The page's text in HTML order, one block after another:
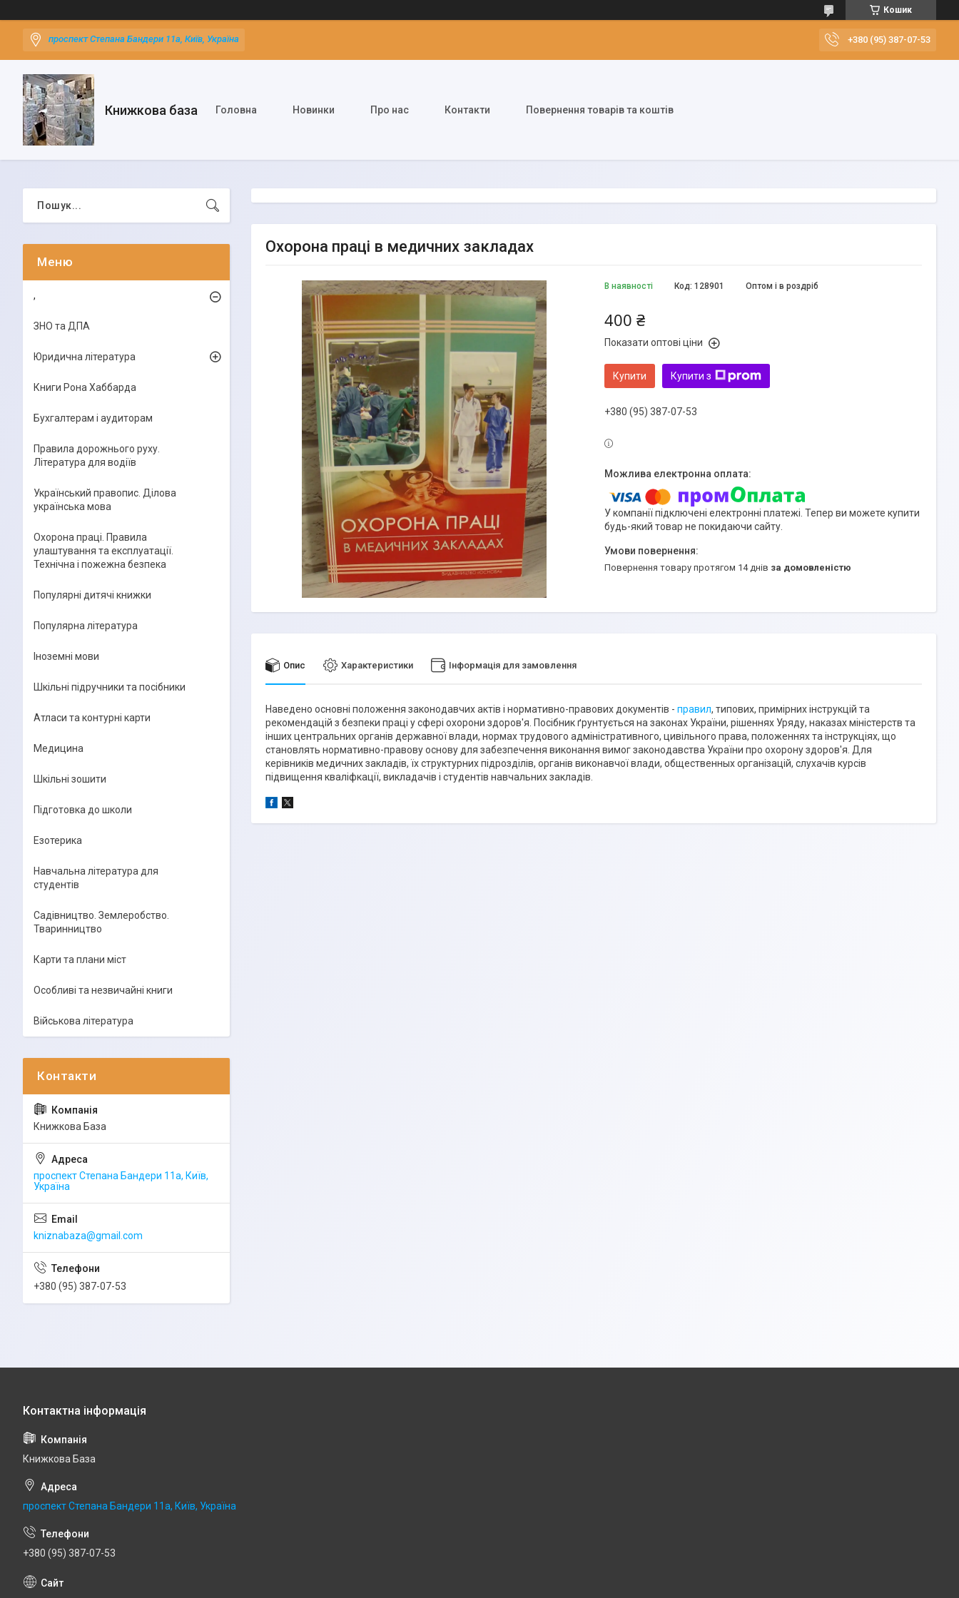
Кошик
проспект Степана Бандери 11а, Київ, Україна +380 (95) 387-07-53
Книжкова база Головна Новинки Про нас Контакти Повернення товарів та коштів
Охорона праці в медичних закладах
В наявності Оптом і в роздріб
Код: 128901
400 ₴
Показати оптові ціни
Купити Купити з
+380 (95) 387-07-53
У компанії підключені електронні платежі. Тепер ви можете купити
будь-який товар не покидаючи сайту.
повернення товару протягом 14 днів за домовленістю
Опис Характеристики Інформація для замовлення
Наведено основні положення законодавчих актів і нормативно-правових документів - правил, типових, примірних інструкцій та
рекомендацій з безпеки праці у сфері охорони здоров'я. Посібник ґрунтується на законах України, рішеннях Уряду, наказах міністерств та
інших центральних органів державної влади, нормах трудового адміністративного, цивільного права, положеннях та інструкціях, що
становлять нормативно-правову основу для забезпечення виконання вимог законодавства України про охорону здоров'я. Для
керівників медичних закладів, їх структурних підрозділів, органів виконавчої влади, общественных організацій, слухачів курсів
підвищення кваліфкації, викладачів і студентів навчальних закладів.
,
ЗНО та ДПА
Юридична література
Книги Рона Хаббарда
Бухгалтерам і аудиторам
Правила дорожнього руху.
Література для водіїв
Український правопис. Ділова
українська мова
Охорона праці. Правила
улаштування та експлуатації.
Технічна і пожежна безпека
Популярні дитячі книжки
Популярна література
Іноземні мови
Шкільні підручники та посібники
Атласи та контурні карти
Медицина
Шкільні зошити
Підготовка до школи
Езотерика
Навчальна література для
студентів
Садівництво. Землеробство.
Тваринництво
Карти та плани міст
Особливі та незвичайні книги
Військова література
Книжкова База
проспект Степана Бандери 11а, Київ,
Україна
kniznabaza@gmail.com
+380 (95) 387-07-53
Книжкова База
проспект Степана Бандери 11а, Київ, Україна
+380 (95) 387-07-53